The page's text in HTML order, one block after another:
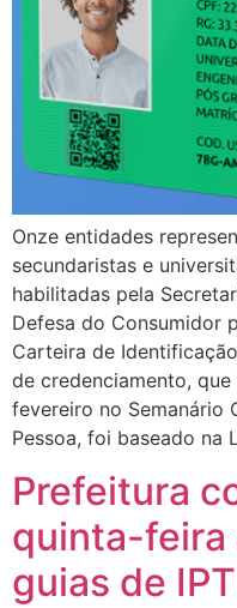
Onze entidades
secundaristas e
habilitadas pela
Defesa do Consumidor
Carteira de
de credenciamento,
fevereiro no Semanário
Pessoa, foi baseado na
Prefeitura
quinta-feira
guias de